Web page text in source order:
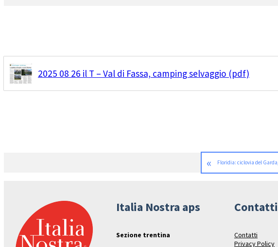
2025 08 26 il T – Val di Fassa, camping selvaggio (pdf)
« Floridia: ciclovia del
Italia Nostra aps
Sezione trentina
Contatti
Contatti
Privacy Policy